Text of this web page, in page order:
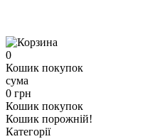
0
Кошик покупок
сума
0 грн
Кошик покупок
Кошик порожній!
Категорії